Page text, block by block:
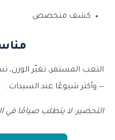
كشف متخصص
التعب المستمر، تغيّر الوزن،
— وأكثر شيوعًا عند السيدات.
التحضير: لا يتطلب صيامًا في